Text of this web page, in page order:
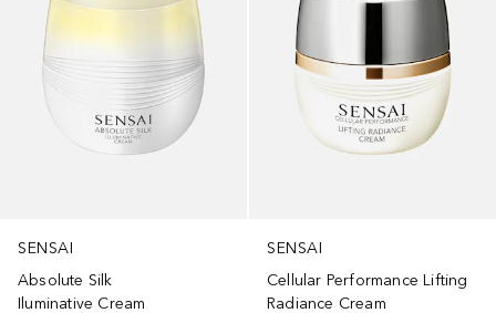
SENSAI
Absolute Silk
Iluminative Cream
SENSAI
Cellular Performance Lifting
Radiance Cream